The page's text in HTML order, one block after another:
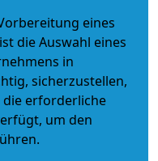
eines
die Auswahl eines
in
sicherzustellen,
die erforderliche
um den